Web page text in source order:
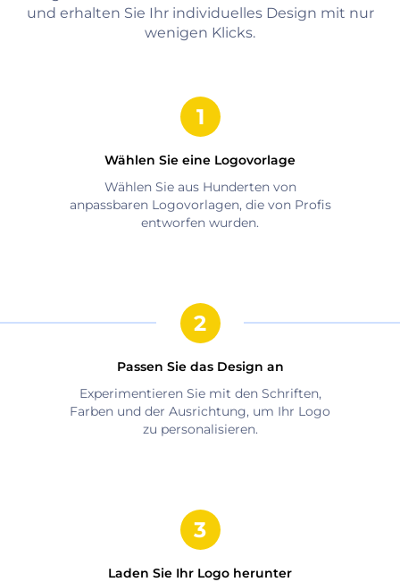
und erhalten Sie Ihr individuelles Design mit nur
wenigen Klicks.
Wählen Sie eine Logovorlage
Wählen Sie aus Hunderten von
anpassbaren Logovorlagen, die von Profis
entworfen wurden.
Passen Sie das Design an
Experimentieren Sie mit den Schriften,
Farben und der Ausrichtung, um Ihr Logo
zu personalisieren.
Laden Sie Ihr Logo herunter